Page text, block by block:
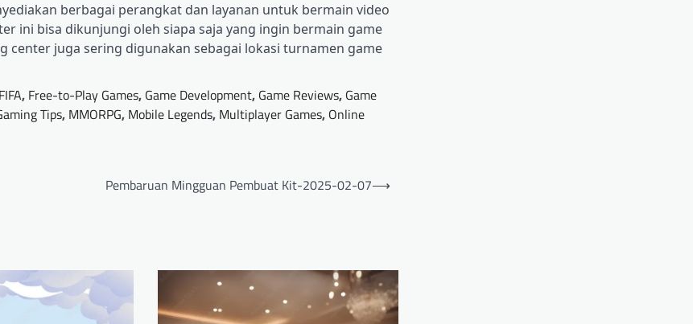
berbagai perangkat dan layanan untuk bermain video
ini bisa dikunjungi oleh siapa saja yang ingin bermain game
center juga sering digunakan sebagai lokasi turnamen game
FIFA, Free-to-Play Games, Game Development, Game Reviews, Game
Tips, MMORPG, Mobile Legends, Multiplayer Games, Online
Pembaruan Mingguan Pembuat Kit-2025-02-07⟶